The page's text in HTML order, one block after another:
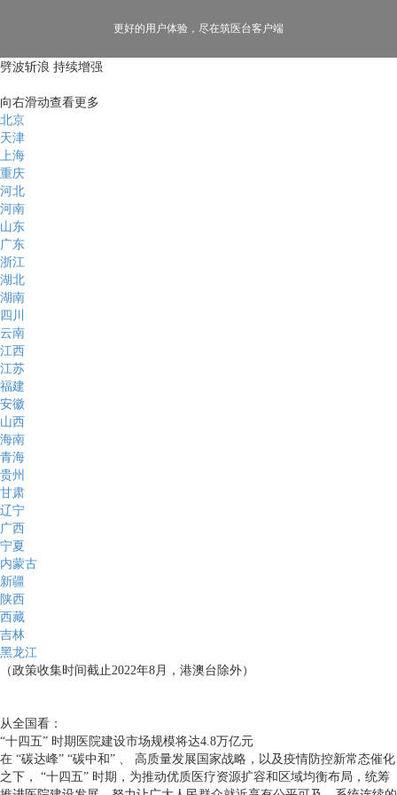
劈波斩浪 持续增强
向右滑动查看更多
北京
天津
上海
重庆
河北
河南
山东
广东
浙江
湖北
湖南
四川
云南
江西
江苏
福建
安徽
山西
海南
青海
贵州
甘肃
辽宁
广西
宁夏
内蒙古
新疆
陕西
西藏
吉林
黑龙江
（政策收集时间截止2022年8月，港澳台除外）
从全国看：
“十四五” 时期医院建设市场规模将达4.8万亿元
在 “碳达峰” “碳中和” 、 高质量发展国家战略，以及疫情防控新常态催化
之下， “十四五” 时期，为推动优质医疗资源扩容和区域均衡布局，统筹
更好的用户体验， 尽在筑医台客户端